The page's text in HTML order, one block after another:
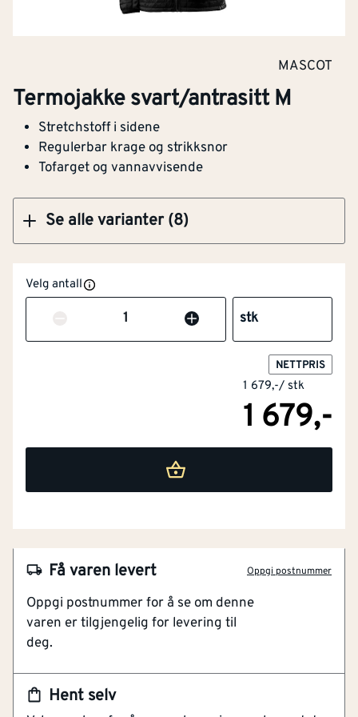
MASCOT
Termojakke svart/antrasitt M
Stretchstoff i sidene
Regulerbar krage og strikksnor
Tofarget og vannavvisende
Se alle varianter (8)
Kjøp
Velg antall
Antall stk
NETTPRIS
1 679,-/ stk
1 679,-
Hent selv
Få varen levert Oppgi postnummer
Oppgi postnummer for å se om denne
varen er tilgjengelig for levering til
deg.
Artikkelnummer
Regulerbar krage og strikksnor
Tofarget og vannavvisende
Lightweight Insulation. Høy krave med regulerbar,
elastisk snor. Lukking med glidelås og innvendig